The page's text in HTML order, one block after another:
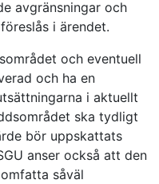
avgränsningar och
i ärendet.
och eventuell
och ha en
i aktuellt
ska tydligt
bör uppskattats
anser också att den
såväl